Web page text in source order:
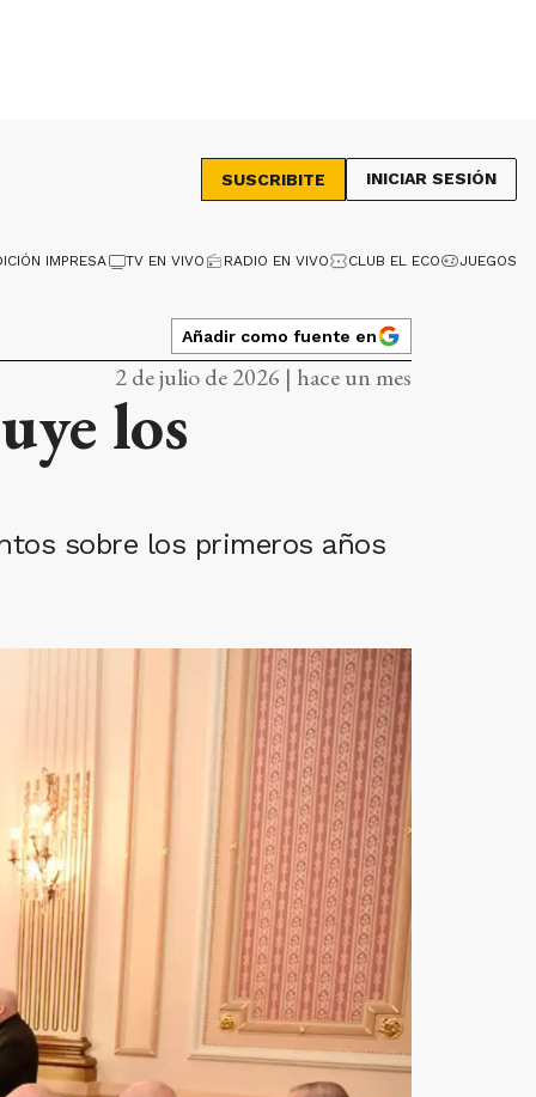
SUSCRIBITE INICIAR SESIÓN
IMPRESA TV EN VIVO RADIO EN VIVO CLUB EL ECO JUEGOS
Añadir como fuente en
2 de julio de 2026 | hace un mes
los
sobre los primeros años